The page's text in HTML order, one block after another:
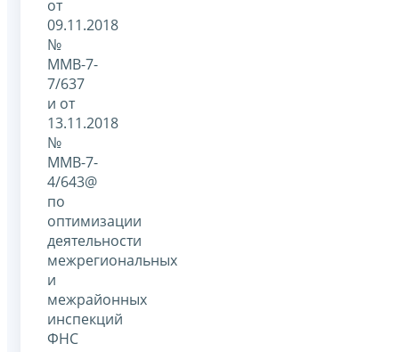
от
09.11.2018
№
ММВ-7-
7/637
и от
13.11.2018
№
ММВ-7-
4/643@
по
оптимизации
деятельности
межрегиональных
и
межрайонных
инспекций
ФНС